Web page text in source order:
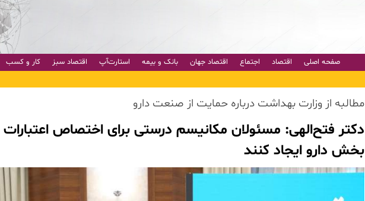
صفحه اصلی اقتصاد اجتماع اقتصاد جهان بانک و بیمه استارت‌آپ اقتصاد سبز کار و کسب
مطالبه از وزارت بهداشت درباره حمایت از صنعت دارو
دکتر فتح‌الهی: مسئولان مکانیسم درستی برای اختصاص اعتبارات
بخش دارو ایجاد کنند